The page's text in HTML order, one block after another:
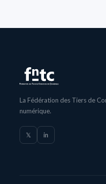
La Fédération des Tiers de
numérique.
𝕏 in